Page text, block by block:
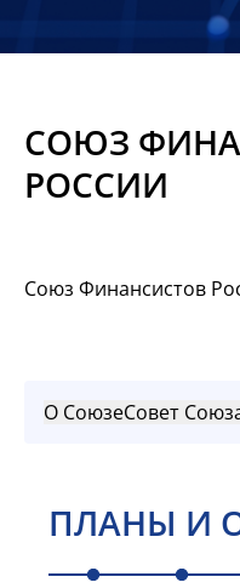
Материалы
СОЮЗ
РОССИИ
Союз Финансистов
О СоюзеСовет
ПЛАНЫ И